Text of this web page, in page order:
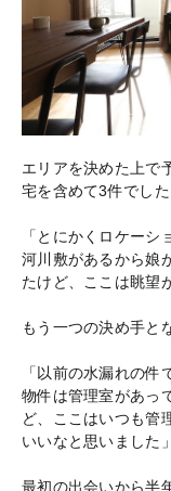
エリアを決めた上で
宅を含めて3件でし
「とにかくロケー
河川敷があるから娘
たけど、ここは眺望
もう一つの決め手と
「以前の水漏れの
物件は管理室があっ
ど、ここはいつも管
いいなと思いました」
最初の出会いから半